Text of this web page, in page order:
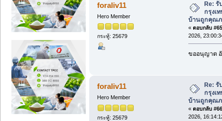
foraliv11
Hero Member
กระทู้: 25679
Re: รั
กรุงเ
บ้านถูกคุณภ
« ตอบกลับ
2026,
ขออนุญาต
foraliv11
Hero Member
กระทู้: 25679
Re: รั
กรุงเ
บ้านถูกคุณภ
« ตอบกลับ
2026,